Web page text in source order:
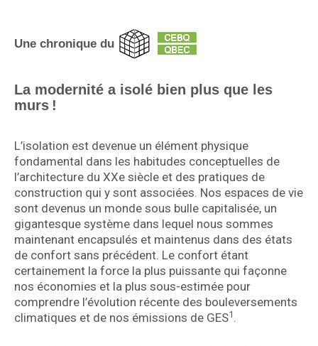
Une chronique du
La modernité a isolé bien plus que les
murs !
L’isolation est devenue un élément physique
fondamental dans les habitudes conceptuelles de
l’architecture du XXe siècle et des pratiques de
construction qui y sont associées. Nos espaces de vie
sont devenus un monde sous bulle capitalisée, un
gigantesque système dans lequel nous sommes
maintenant encapsulés et maintenus dans des états
de confort sans précédent. Le confort étant
certainement la force la plus puissante qui façonne
nos économies et la plus sous-estimée pour
comprendre l’évolution récente des bouleversements
climatiques et de nos émissions de GES1 .